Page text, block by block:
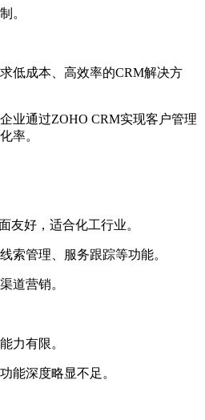
。
低成本、高效率的CRM解决方
业通过ZOHO CRM实现客户管理
率。
友好，适合化工行业。
索管理、服务跟踪等功能。
道营销。
力有限。
能深度略显不足。